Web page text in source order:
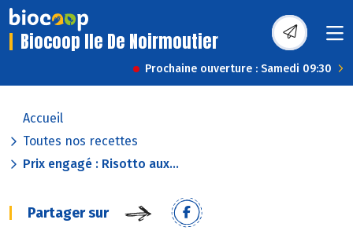
Biocoop Ile De Noirmoutier
Prochaine ouverture : Samedi 09:30
Accueil
Toutes nos recettes
Prix engagé : Risotto aux...
Partager sur